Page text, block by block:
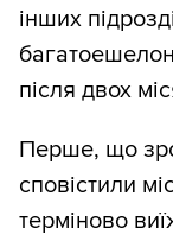
інших
після двох
Перше, що
сповістили
терміново